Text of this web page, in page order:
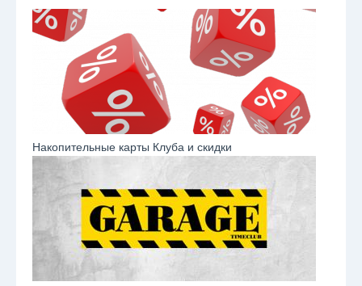
Накопительные карты Клуба и скидки